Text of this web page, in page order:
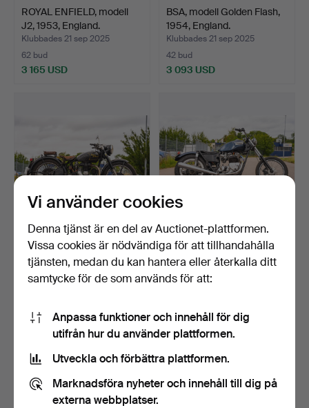
ROYAL ENFIELD, modell
J2, 1953, England.
Klubbades 21 sep 2025
62 bud
3 165 USD
BSA, modell Golden Flash,
1954, England.
Klubbades 21 sep 2025
42 bud
3 093 USD
ROYAL ENFIELD, modell
J2, 1951, England.
Klubbades 21 sep 2025
TRIUMPH, modell
Bonneville, Bobber, 1972, …
Vi använder cookies
Denna tjänst är en del av Auctionet-plattformen.
Vissa cookies är nödvändiga för att tillhandahålla
tjänsten, medan du kan hantera eller återkalla ditt
samtycke för de som används för att:
Anpassa funktioner och innehåll för dig
utifrån hur du använder plattformen.
Utveckla och förbättra plattformen.
Marknadsföra nyheter och innehåll till dig på
externa webbplatser.